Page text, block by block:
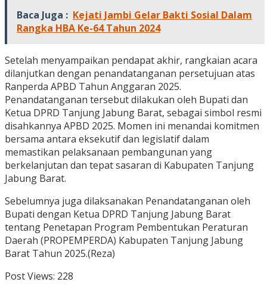
Baca Juga : Kejati Jambi Gelar Bakti Sosial Dalam
Rangka HBA Ke-64 Tahun 2024
Setelah menyampaikan pendapat akhir, rangkaian acara
dilanjutkan dengan penandatanganan persetujuan atas
Ranperda APBD Tahun Anggaran 2025.
Penandatanganan tersebut dilakukan oleh Bupati dan
Ketua DPRD Tanjung Jabung Barat, sebagai simbol resmi
disahkannya APBD 2025. Momen ini menandai komitmen
bersama antara eksekutif dan legislatif dalam
memastikan pelaksanaan pembangunan yang
berkelanjutan dan tepat sasaran di Kabupaten Tanjung
Jabung Barat.
Sebelumnya juga dilaksanakan Penandatanganan oleh
Bupati dengan Ketua DPRD Tanjung Jabung Barat
tentang Penetapan Program Pembentukan Peraturan
Daerah (PROPEMPERDA) Kabupaten Tanjung Jabung
Barat Tahun 2025.(Reza)
Post Views: 228